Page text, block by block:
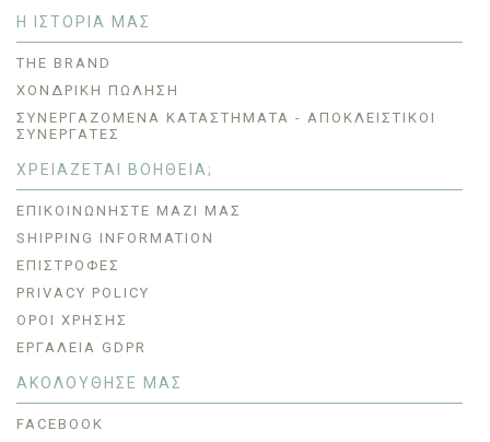
Η ΙΣΤΟΡΙΑ ΜΑΣ
THE BRAND
ΧΟΝΔΡΙΚΗ ΠΩΛΗΣΗ
ΣΥΝΕΡΓΑΖΌΜΕΝΑ ΚΑΤΑΣΤΉΜΑΤΑ - ΑΠΟΚΛΕΙΣΤΙΚΟΊ
ΣΥΝΕΡΓΆΤΕΣ
ΧΡΕΙΑΖΕΤΑΙ ΒΟΗΘΕΙΑ;
ΕΠΙΚΟΙΝΩΝΉΣΤΕ ΜΑΖΊ ΜΑΣ
SHIPPING INFORMATION
ΕΠΙΣΤΡΟΦΈΣ
PRIVACY POLICY
ΟΡΟΙ ΧΡΗΣΗΣ
ΕΡΓΑΛΕΊΑ GDPR
ΑΚΟΛΟΥΘΗΣΕ ΜΑΣ
FACEBOOK